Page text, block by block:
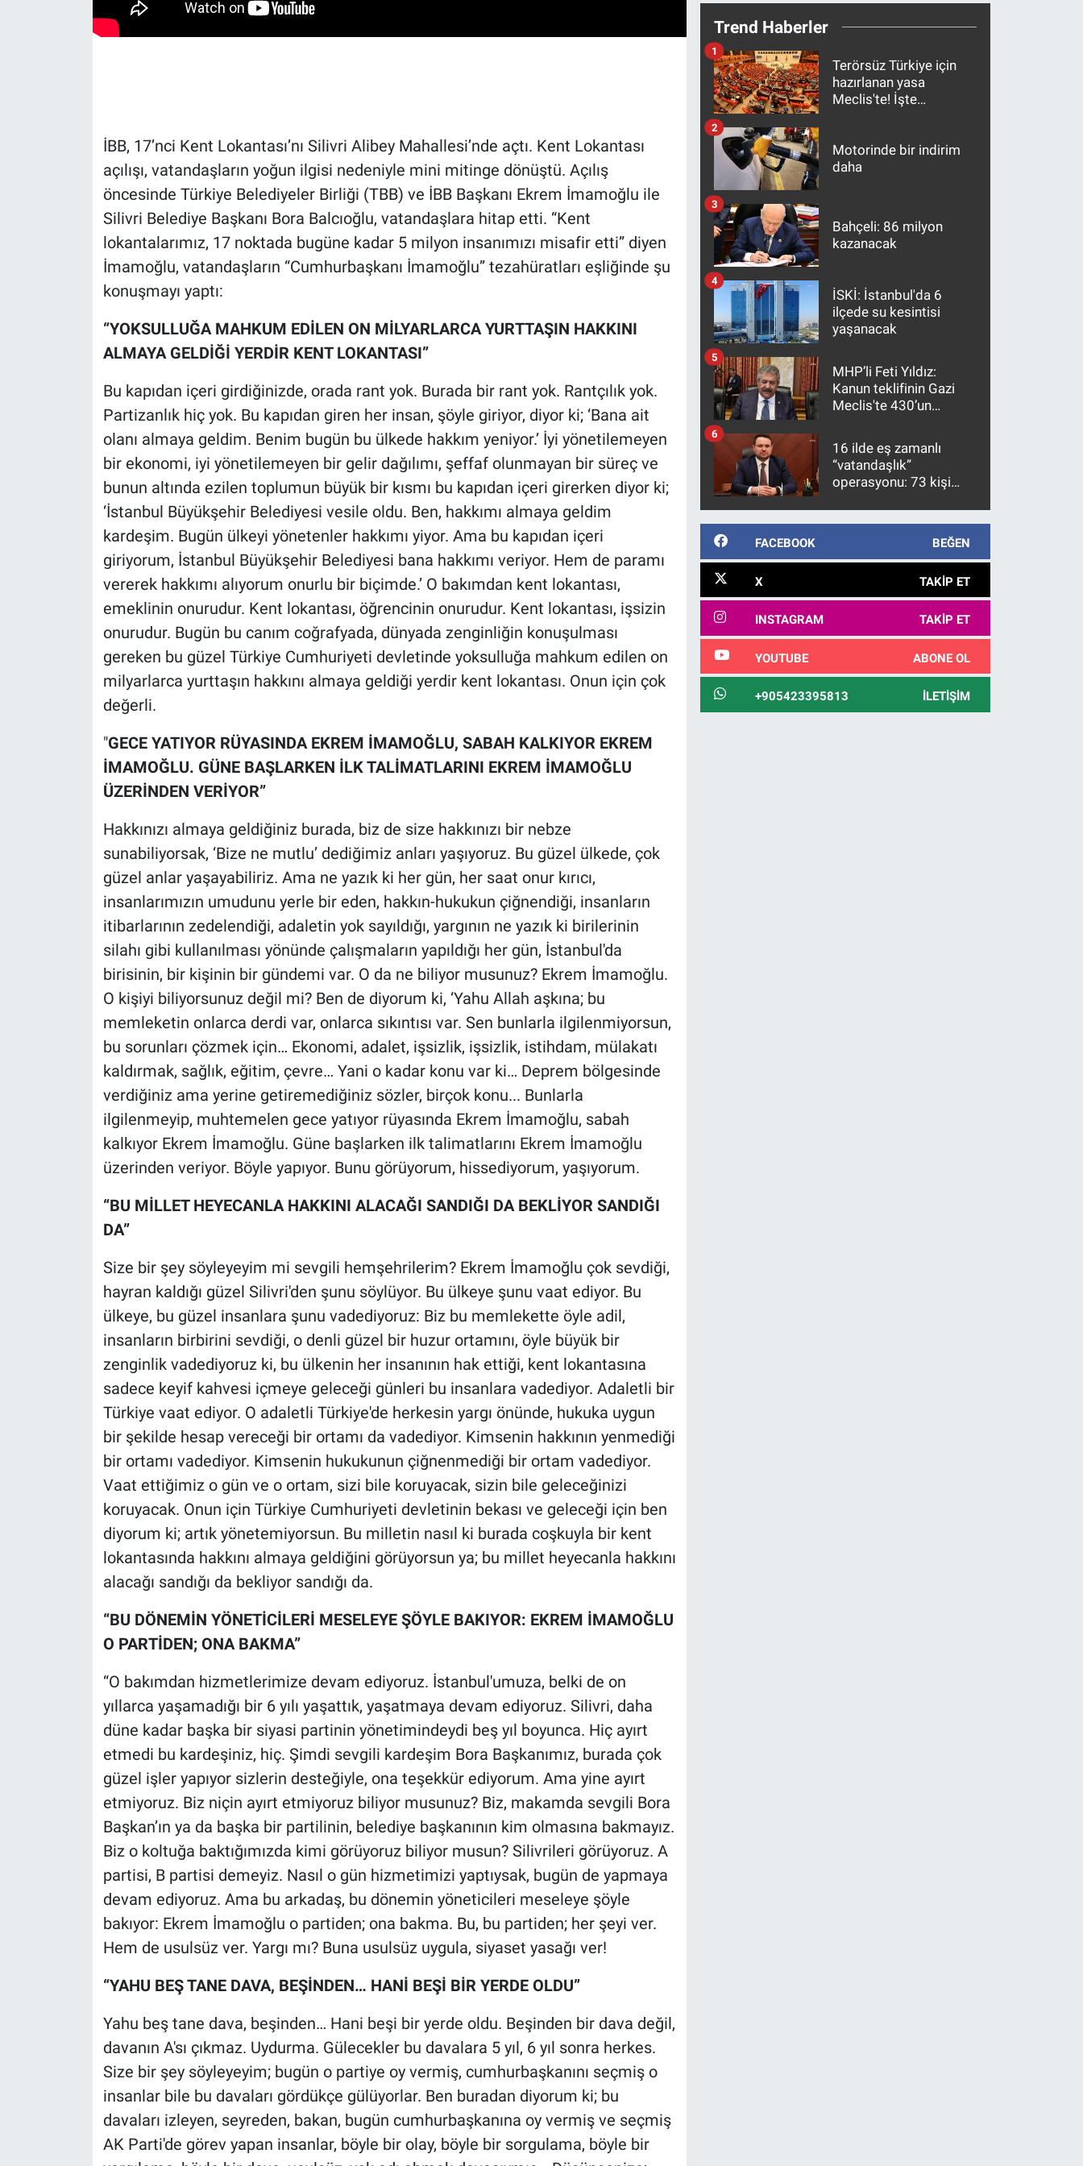
İBB, 17’nci Kent Lokantası’nı Silivri Alibey Mahallesi’nde açtı. Kent Lokantası
açılışı, vatandaşların yoğun ilgisi nedeniyle mini mitinge dönüştü. Açılış
öncesinde Türkiye Belediyeler Birliği (TBB) ve İBB Başkanı Ekrem İmamoğlu ile
Silivri Belediye Başkanı Bora Balcıoğlu, vatandaşlara hitap etti. “Kent
lokantalarımız, 17 noktada bugüne kadar 5 milyon insanımızı misafir etti” diyen
İmamoğlu, vatandaşların “Cumhurbaşkanı İmamoğlu” tezahüratları eşliğinde şu
konuşmayı yaptı:
“YOKSULLUĞA MAHKUM EDİLEN ON MİLYARLARCA YURTTAŞIN HAKKINI
ALMAYA GELDİĞİ YERDİR KENT LOKANTASI”
Bu kapıdan içeri girdiğinizde, orada rant yok. Burada bir rant yok. Rantçılık yok.
Partizanlık hiç yok. Bu kapıdan giren her insan, şöyle giriyor, diyor ki; ‘Bana ait
olanı almaya geldim. Benim bugün bu ülkede hakkım yeniyor.’ İyi yönetilemeyen
bir ekonomi, iyi yönetilemeyen bir gelir dağılımı, şeffaf olunmayan bir süreç ve
bunun altında ezilen toplumun büyük bir kısmı bu kapıdan içeri girerken diyor ki;
‘İstanbul Büyükşehir Belediyesi vesile oldu. Ben, hakkımı almaya geldim
kardeşim. Bugün ülkeyi yönetenler hakkımı yiyor. Ama bu kapıdan içeri
giriyorum, İstanbul Büyükşehir Belediyesi bana hakkımı veriyor. Hem de paramı
vererek hakkımı alıyorum onurlu bir biçimde.’ O bakımdan kent lokantası,
emeklinin onurudur. Kent lokantası, öğrencinin onurudur. Kent lokantası, işsizin
onurudur. Bugün bu canım coğrafyada, dünyada zenginliğin konuşulması
gereken bu güzel Türkiye Cumhuriyeti devletinde yoksulluğa mahkum edilen on
milyarlarca yurttaşın hakkını almaya geldiği yerdir kent lokantası. Onun için çok
değerli.
"GECE YATIYOR RÜYASINDA EKREM İMAMOĞLU, SABAH KALKIYOR EKREM
İMAMOĞLU. GÜNE BAŞLARKEN İLK TALİMATLARINI EKREM İMAMOĞLU
ÜZERİNDEN VERİYOR”
Hakkınızı almaya geldiğiniz burada, biz de size hakkınızı bir nebze
sunabiliyorsak, ‘Bize ne mutlu’ dediğimiz anları yaşıyoruz. Bu güzel ülkede, çok
güzel anlar yaşayabiliriz. Ama ne yazık ki her gün, her saat onur kırıcı,
insanlarımızın umudunu yerle bir eden, hakkın-hukukun çiğnendiği, insanların
itibarlarının zedelendiği, adaletin yok sayıldığı, yargının ne yazık ki birilerinin
silahı gibi kullanılması yönünde çalışmaların yapıldığı her gün, İstanbul'da
birisinin, bir kişinin bir gündemi var. O da ne biliyor musunuz? Ekrem İmamoğlu.
O kişiyi biliyorsunuz değil mi? Ben de diyorum ki, ‘Yahu Allah aşkına; bu
memleketin onlarca derdi var, onlarca sıkıntısı var. Sen bunlarla ilgilenmiyorsun,
bu sorunları çözmek için… Ekonomi, adalet, işsizlik, işsizlik, istihdam, mülakatı
kaldırmak, sağlık, eğitim, çevre… Yani o kadar konu var ki… Deprem bölgesinde
verdiğiniz ama yerine getiremediğiniz sözler, birçok konu... Bunlarla
ilgilenmeyip, muhtemelen gece yatıyor rüyasında Ekrem İmamoğlu, sabah
kalkıyor Ekrem İmamoğlu. Güne başlarken ilk talimatlarını Ekrem İmamoğlu
üzerinden veriyor. Böyle yapıyor. Bunu görüyorum, hissediyorum, yaşıyorum.
“BU MİLLET HEYECANLA HAKKINI ALACAĞI SANDIĞI DA BEKLİYOR SANDIĞI
DA”
Size bir şey söyleyeyim mi sevgili hemşehrilerim? Ekrem İmamoğlu çok sevdiği,
hayran kaldığı güzel Silivri'den şunu söylüyor. Bu ülkeye şunu vaat ediyor. Bu
ülkeye, bu güzel insanlara şunu vadediyoruz: Biz bu memlekette öyle adil,
insanların birbirini sevdiği, o denli güzel bir huzur ortamını, öyle büyük bir
zenginlik vadediyoruz ki, bu ülkenin her insanının hak ettiği, kent lokantasına
sadece keyif kahvesi içmeye geleceği günleri bu insanlara vadediyor. Adaletli bir
Türkiye vaat ediyor. O adaletli Türkiye'de herkesin yargı önünde, hukuka uygun
bir şekilde hesap vereceği bir ortamı da vadediyor. Kimsenin hakkının yenmediği
bir ortamı vadediyor. Kimsenin hukukunun çiğnenmediği bir ortam vadediyor.
Vaat ettiğimiz o gün ve o ortam, sizi bile koruyacak, sizin bile geleceğinizi
koruyacak. Onun için Türkiye Cumhuriyeti devletinin bekası ve geleceği için ben
diyorum ki; artık yönetemiyorsun. Bu milletin nasıl ki burada coşkuyla bir kent
lokantasında hakkını almaya geldiğini görüyorsun ya; bu millet heyecanla hakkını
alacağı sandığı da bekliyor sandığı da.
“BU DÖNEMİN YÖNETİCİLERİ MESELEYE ŞÖYLE BAKIYOR: EKREM İMAMOĞLU
O PARTİDEN; ONA BAKMA”
“O bakımdan hizmetlerimize devam ediyoruz. İstanbul'umuza, belki de on
yıllarca yaşamadığı bir 6 yılı yaşattık, yaşatmaya devam ediyoruz. Silivri, daha
düne kadar başka bir siyasi partinin yönetimindeydi beş yıl boyunca. Hiç ayırt
etmedi bu kardeşiniz, hiç. Şimdi sevgili kardeşim Bora Başkanımız, burada çok
güzel işler yapıyor sizlerin desteğiyle, ona teşekkür ediyorum. Ama yine ayırt
etmiyoruz. Biz niçin ayırt etmiyoruz biliyor musunuz? Biz, makamda sevgili Bora
Başkan’ın ya da başka bir partilinin, belediye başkanının kim olmasına bakmayız.
Biz o koltuğa baktığımızda kimi görüyoruz biliyor musun? Silivrileri görüyoruz. A
partisi, B partisi demeyiz. Nasıl o gün hizmetimizi yaptıysak, bugün de yapmaya
devam ediyoruz. Ama bu arkadaş, bu dönemin yöneticileri meseleye şöyle
bakıyor: Ekrem İmamoğlu o partiden; ona bakma. Bu, bu partiden; her şeyi ver.
Hem de usulsüz ver. Yargı mı? Buna usulsüz uygula, siyaset yasağı ver!
“YAHU BEŞ TANE DAVA, BEŞİNDEN… HANİ BEŞİ BİR YERDE OLDU”
Yahu beş tane dava, beşinden… Hani beşi bir yerde oldu. Beşinden bir dava değil,
davanın A'sı çıkmaz. Uydurma. Gülecekler bu davalara 5 yıl, 6 yıl sonra herkes.
Size bir şey söyleyeyim; bugün o partiye oy vermiş, cumhurbaşkanını seçmiş o
insanlar bile bu davaları gördükçe gülüyorlar. Ben buradan diyorum ki; bu
davaları izleyen, seyreden, bakan, bugün cumhurbaşkanına oy vermiş ve seçmiş
AK Parti'de görev yapan insanlar, böyle bir olay, böyle bir sorgulama, böyle bir
Trend Haberler
Terörsüz Türkiye için
hazırlanan yasa
Meclis'te! İşte
1
Motorinde bir indirim
daha
2
Bahçeli: 86 milyon
kazanacak
3
İSKİ: İstanbul'da 6
ilçede su kesintisi
yaşanacak
4
MHP’li Feti Yıldız:
Kanun teklifinin Gazi
Meclis'te 430’un
kanunlaşacağı
görülmektedir
5
16 ilde eş zamanlı
“vatandaşlık”
operasyonu: 73 kişi
6
FACEBOOK BEĞEN
X TAKIP ET
INSTAGRAM TAKIP ET
YOUTUBE ABONE OL
+905423395813 İLETIŞIM
Gündem Özel
Koronavirüs
Kültür Sanat
Ne demişti
Programlar
Teknoloji
Türkiye'nin Geleceği
Türkiye'nin Gündemi
Yerel Gündem
Yerel Yaşam
Canlı Yayın